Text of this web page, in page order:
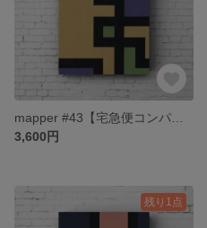
3,600円
残り1点